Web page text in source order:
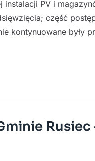
PV i
część
kontynuowane były
Rusiec